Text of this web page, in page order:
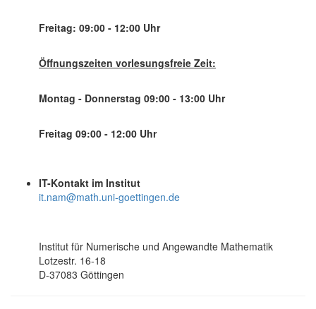
Freitag: 09:00 - 12:00 Uhr
Öffnungszeiten vorlesungsfreie Zeit:
Montag - Donnerstag 09:00 - 13:00 Uhr
Freitag 09:00 - 12:00 Uhr
IT-Kontakt im Institut
it.nam@math.uni-goettingen.de
Institut für Numerische und Angewandte Mathematik
Lotzestr. 16-18
D-37083 Göttingen